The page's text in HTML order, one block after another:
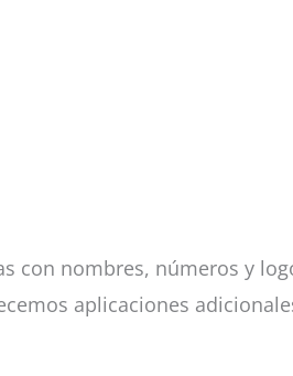
con nombres, números y
aplicaciones